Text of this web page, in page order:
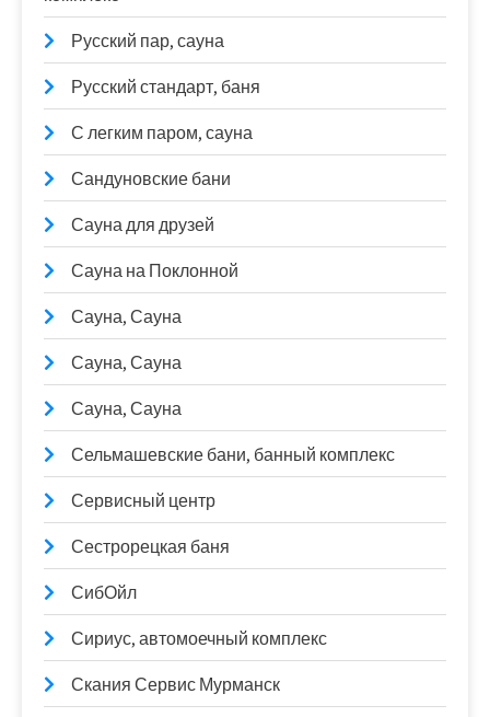
Русский пар, сауна
Русский стандарт, баня
С легким паром, сауна
Сандуновские бани
Сауна для друзей
Сауна на Поклонной
Сауна, Сауна
Сауна, Сауна
Сауна, Сауна
Сельмашевские бани, банный комплекс
Сервисный центр
Сестрорецкая баня
СибОйл
Сириус, автомоечный комплекс
Скания Сервис Мурманск